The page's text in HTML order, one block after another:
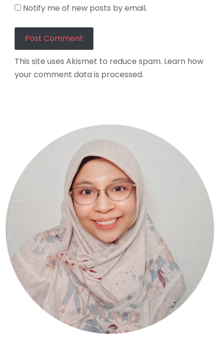
Notify me of new posts by email.
This site uses Akismet to reduce spam. Learn how
your comment data is processed.